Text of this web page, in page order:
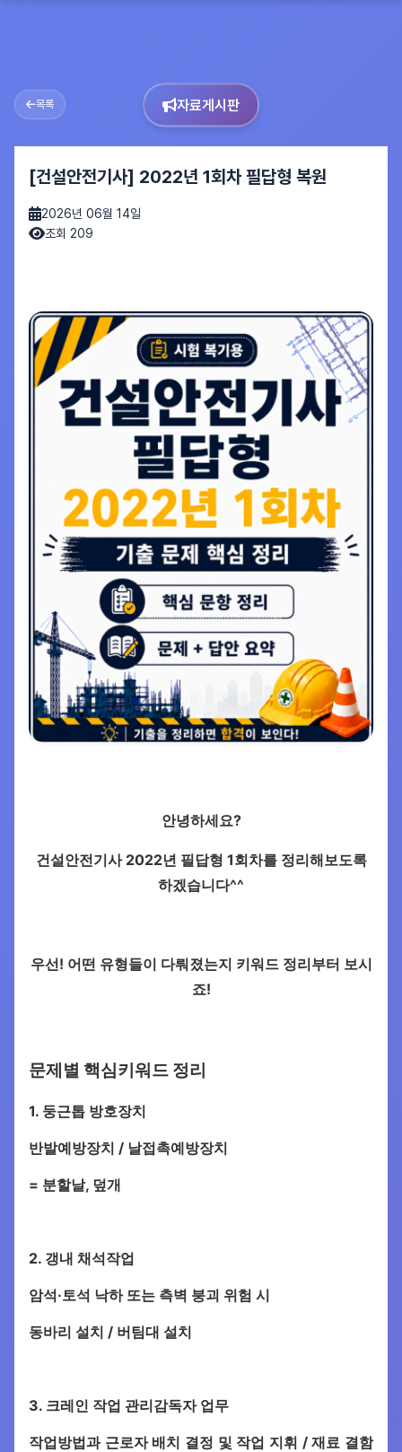
목록 자료게시판
[건설안전기사] 2022년 1회차 필답형 복원
2026년 06월 14일
조회 209
안녕하세요?
건설안전기사 2022년 필답형 1회차를 정리해보도록
하겠습니다^^
우선! 어떤 유형들이 다뤄졌는지 키워드 정리부터 보시
죠!
문제별 핵심키워드 정리
1. 둥근톱 방호장치
반발예방장치 / 날접촉예방장치
= 분할날, 덮개
2. 갱내 채석작업
암석·토석 낙하 또는 측벽 붕괴 위험 시
동바리 설치 / 버팀대 설치
3. 크레인 작업 관리감독자 업무
작업방법과 근로자 배치 결정 및 작업 지휘 / 재료 결함